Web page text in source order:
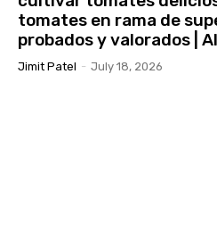
tomates en rama de
probados y valorados |
Jimit Patel - July 18, 2026